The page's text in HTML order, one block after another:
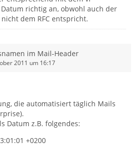
richtig an, obwohl auch der
dem RFC entspricht.
im Mail-Header
2011 um 16:17
die automatisiert täglich Mails
Datum z.B. folgendes:
+0200